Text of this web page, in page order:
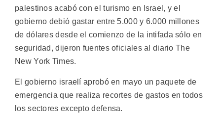
palestinos acabó con el turismo en Israel, y el
gobierno debió gastar entre 5.000 y 6.000 millones
de dólares desde el comienzo de la intifada sólo en
seguridad, dijeron fuentes oficiales al diario The
New York Times.
El gobierno israelí aprobó en mayo un paquete de
emergencia que realiza recortes de gastos en todos
los sectores excepto defensa.